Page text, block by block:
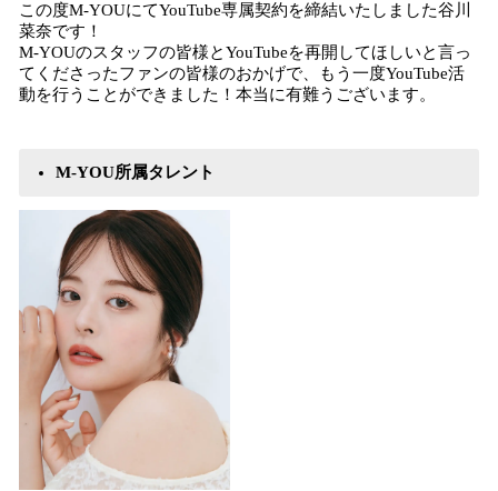
この度M-YOUにてYouTube専属契約を締結いたしました谷川
菜奈です！
M-YOUのスタッフの皆様とYouTubeを再開してほしいと言っ
てくださったファンの皆様のおかげで、もう一度YouTube活
動を行うことができました！本当に有難うございます。
M-YOU所属タレント